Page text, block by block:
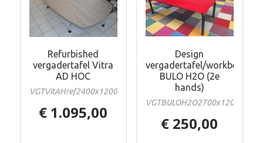
Refurbished
vergadertafel Vitra
AD HOC
VGTVitAHref2400x1200
€ 1.095,00
Design
vergadertafel/workbench
BULO H2O (2e
hands)
VGTBULOH2O2700x1200r
€ 250,00